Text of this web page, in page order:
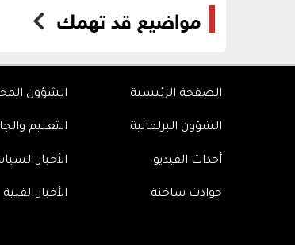
مواضيع قد تهمك
الصفحة الرئيسية الشؤون
الشؤون البرلمانية التعليم
أحداث الفيديو الأخبار
حوادث ساخنة الأخبار الفنية